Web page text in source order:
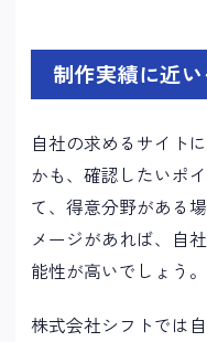
制作実績に近
自社の求めるサイト
かも、確認したいポ
て、得意分野がある
メージがあれば、自
能性が高いでしょう。
株式会社シフトでは